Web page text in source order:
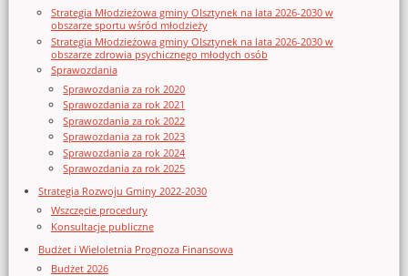
Strategia Młodzieżowa gminy Olsztynek na lata 2026-2030 w
obszarze sportu wśród młodzieży
Strategia Młodzieżowa gminy Olsztynek na lata 2026-2030 w
obszarze zdrowia psychicznego młodych osób
Sprawozdania
Sprawozdania za rok 2020
Sprawozdania za rok 2021
Sprawozdania za rok 2022
Sprawozdania za rok 2023
Sprawozdania za rok 2024
Sprawozdania za rok 2025
Strategia Rozwoju Gminy 2022-2030
Wszczęcie procedury
Konsultacje publiczne
Budżet i Wieloletnia Prognoza Finansowa
Budżet 2026